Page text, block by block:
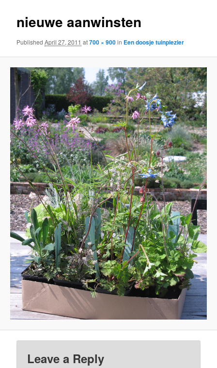
nieuwe aanwinsten
PublishedApril 27, 2011 at700 × 900in Een doosje tuinplezier
Leave a Reply